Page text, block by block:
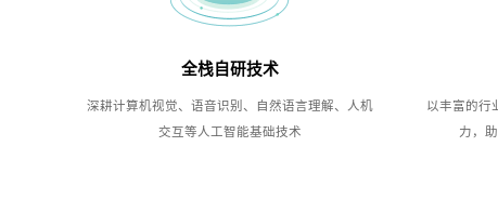
全栈自研技术
深耕计算机视觉、语音识别、自然语言理解、人机
交互等人工智能基础技术
以丰富的行
力，